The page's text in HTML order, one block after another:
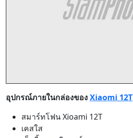
อุปกรณ์ภายในกล่องของXiaomi 12T
สมาร์ทโฟน Xioami 12T
เคสใส